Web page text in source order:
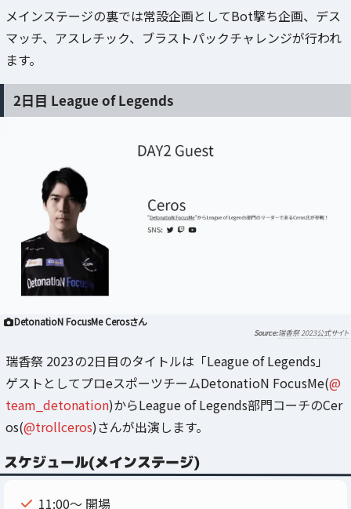
メインステージの裏では常設企画としてBot撃ち企画、デス
マッチ、アスレチック、ブラストパックチャレンジが行われ
ます。
2日目 League of Legends
DetonatioN FocusMe Cerosさん
瑞香祭 2023公式サイト
瑞香祭 2023の2日目のタイトルは「League of Legends」
ゲストとしてプロeスポーツチームDetonatioN FocusMe(@
team_detonation)からLeague of Legends部門コーチのCer
os(@trollceros)さんが出演します。
スケジュール(メインステージ)
11:00～ 開場